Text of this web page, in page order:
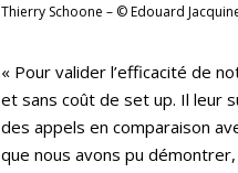
Thierry Schoone – © Edouard
« Pour valider l’efficacité de
et sans coût de set up. Il leur
des appels en comparaison
que nous avons pu